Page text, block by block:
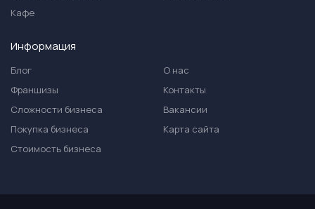
Кафе
Информация
Блог
Франшизы
Сложности бизнеса
Покупка бизнеса
Стоимость бизнеса
О нас
Контакты
Вакансии
Карта сайта